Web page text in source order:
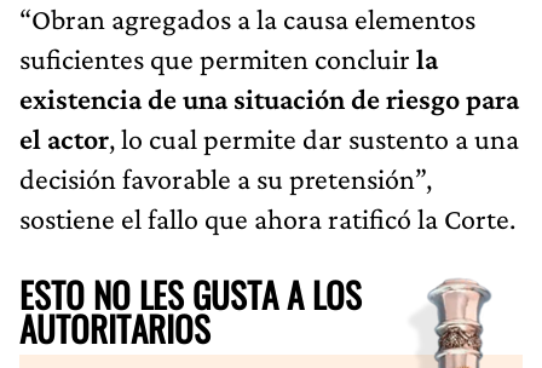
“Obran agregados a la causa elementos
suficientes que permiten concluir la
existencia de una situación de riesgo para
el actor, lo cual permite dar sustento a una
decisión favorable a su pretensión”,
sostiene el fallo que ahora ratificó la Corte.
ESTO NO LES GUSTA A LOS
AUTORITARIOS